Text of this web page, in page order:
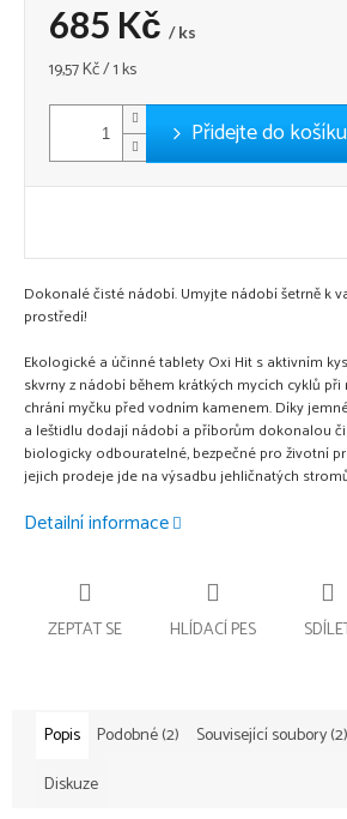
685 Kč / ks
Měrná
19,57 Kč / 1 ks
Přidejte do košíku
Dokonalé čisté nádobí. Umyjte nádobí šetrně k
prostředí!
Ekologické a účinné tablety Oxi Hit s aktivním
skvrny z nádobí během krátkých mycích cyklů
chrání myčku před vodním kamenem. Díky
a leštidlu dodají nádobí a příborům dokonalou
biologicky odbouratelné, bezpečné pro životní
jejich prodeje jde na výsadbu jehličnatých
Detailní informace
ZEPTAT SE HLÍDACÍ PES
Popis Podobné (2) Související soubory (2)
Diskuze